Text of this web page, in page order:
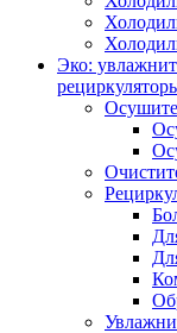
Эко: